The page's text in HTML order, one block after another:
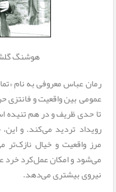
هوشنگ
رمان عباس معروفی به نام
عمومی بین واقعیت و فانتزی
تا حدی ظریف و در هم تنیده
رویداد تردید می‌کند. و
مرز واقعیت و خیال
می‌شود و امکان عمل‌کرد خرد
نیروی بیشتری می‌دهد.